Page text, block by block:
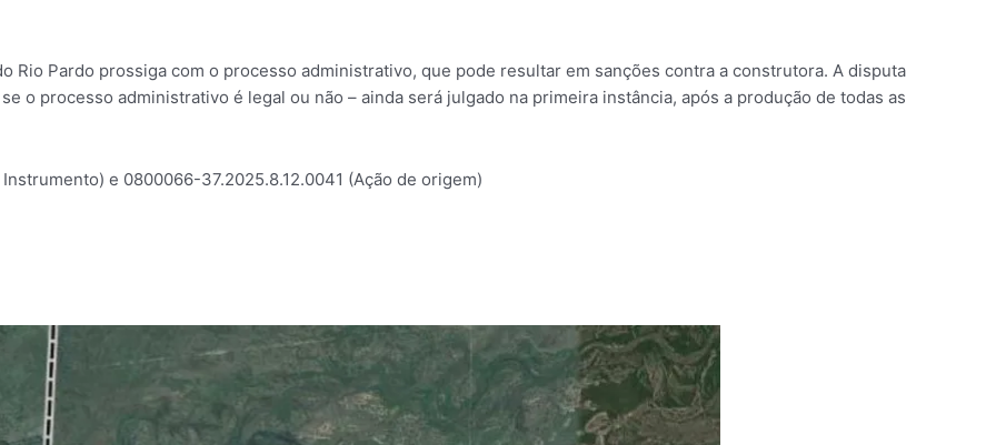
Rio Pardo prossiga com o processo administrativo, que pode resultar em sanções contra a construtora. A disputa
o processo administrativo é legal ou não – ainda será julgado na primeira instância, após a produção de todas as
e 0800066-37.2025.8.12.0041 (Ação de origem)